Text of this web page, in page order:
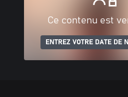
Ce contenu est
ENTREZ VOTRE DATE DE